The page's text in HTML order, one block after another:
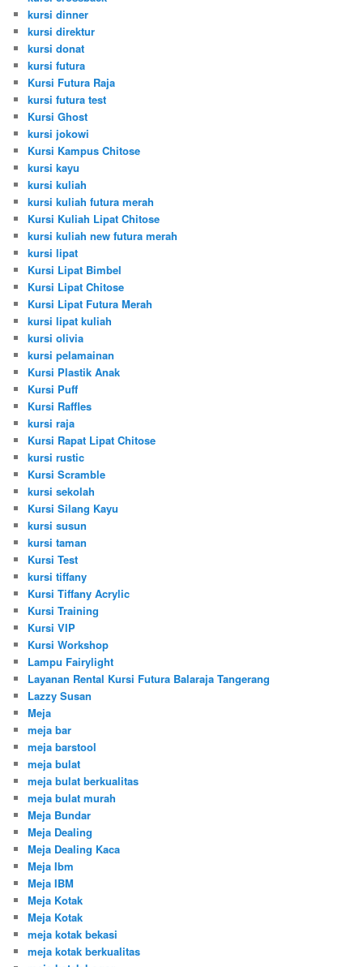
kursi dinner
kursi direktur
kursi donat
kursi futura
Kursi Futura Raja
kursi futura test
Kursi Ghost
kursi jokowi
Kursi Kampus Chitose
kursi kayu
kursi kuliah
kursi kuliah futura merah
Kursi Kuliah Lipat Chitose
kursi kuliah new futura merah
kursi lipat
Kursi Lipat Bimbel
Kursi Lipat Chitose
Kursi Lipat Futura Merah
kursi lipat kuliah
kursi olivia
kursi pelamainan
Kursi Plastik Anak
Kursi Puff
Kursi Raffles
kursi raja
Kursi Rapat Lipat Chitose
kursi rustic
Kursi Scramble
kursi sekolah
Kursi Silang Kayu
kursi susun
kursi taman
Kursi Test
kursi tiffany
Kursi Tiffany Acrylic
Kursi Training
Kursi VIP
Kursi Workshop
Lampu Fairylight
Layanan Rental Kursi Futura Balaraja Tangerang
Lazzy Susan
Meja
meja bar
meja barstool
meja bulat
meja bulat berkualitas
meja bulat murah
Meja Bundar
Meja Dealing
Meja Dealing Kaca
Meja Ibm
Meja IBM
Meja Kotak
Meja Kotak
meja kotak bekasi
meja kotak berkualitas